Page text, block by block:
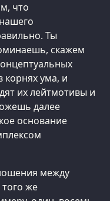
что
Ты
скажем
корнях ума, и
их лейтмотивы и
далее
основание
между
же